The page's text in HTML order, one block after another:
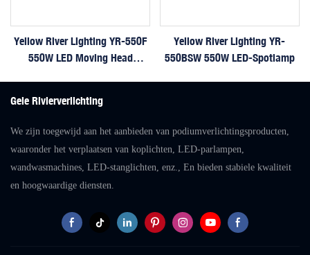
Yellow River Lighting YR-550F
550W LED Moving Head
Yellow River Lighting YR-
550BSW 550W LED-Spotlamp
Gele Rivierverlichting
We zijn toegewijd aan het aanbieden van podiumverlichtingsproducten,
waaronder het verplaatsen van koplichten, LED-parlampen,
wandwasmachines, LED-stanglichten, enz., En bieden stabiele kwaliteit
en hoogwaardige diensten.